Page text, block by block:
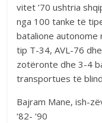
vitet ’70 ushtria
nga 100 tanke të
batalione
tip T-34, AVL-76
zotëronte dhe 3-4
transportues të
Bajram Mane, ish-
‘82- ‘90